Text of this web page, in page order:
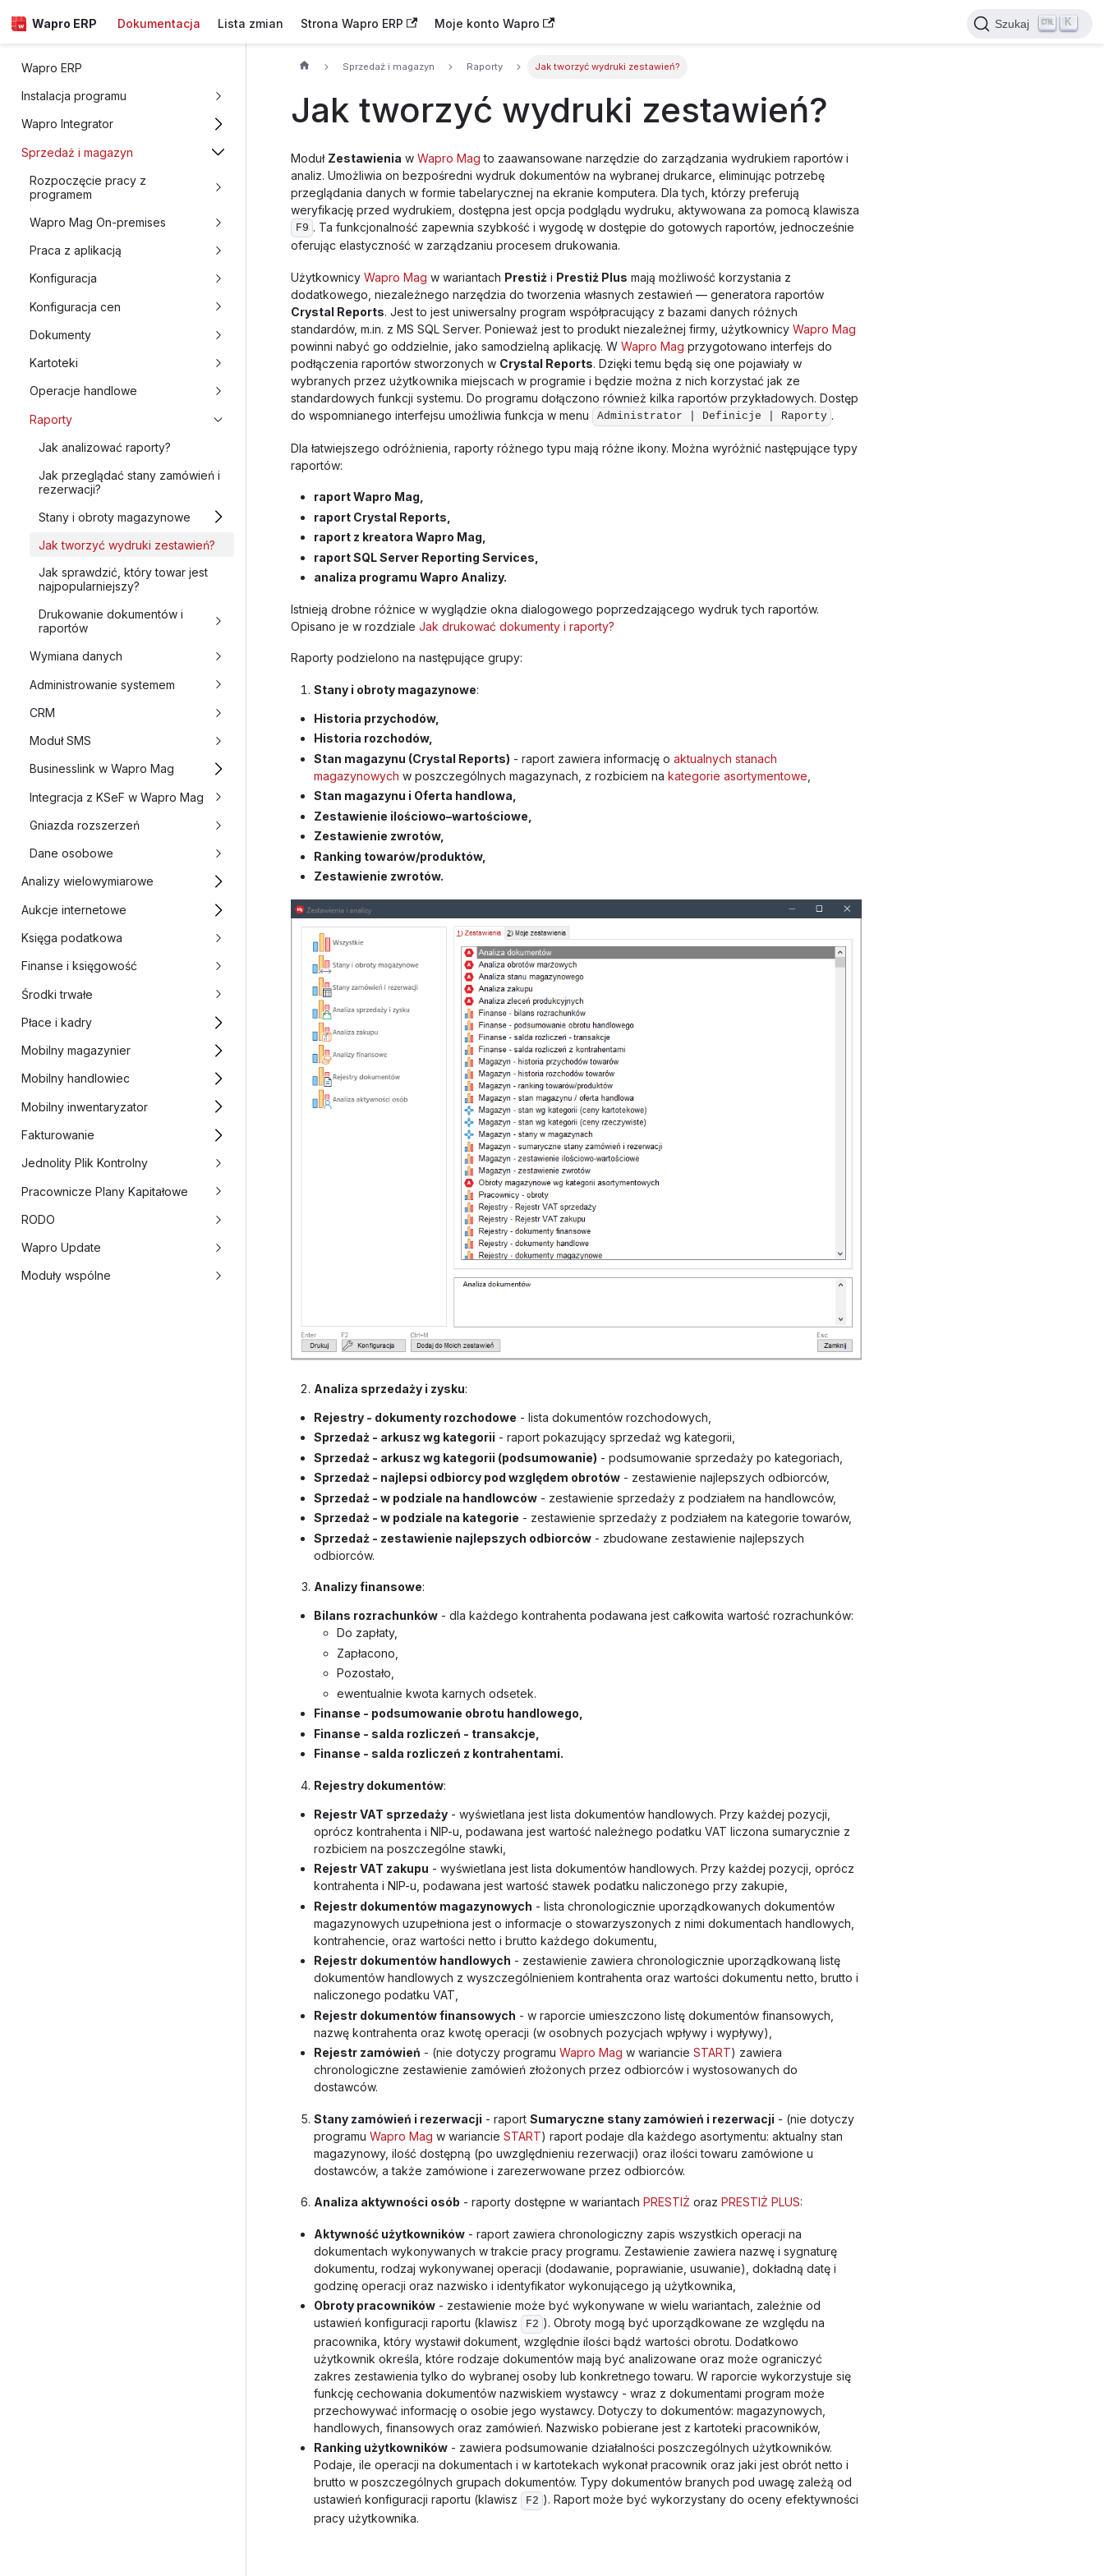
Wapro ERP Dokumentacja Lista zmian Strona Wapro ERP Moje konto Wapro Szukaj K
Wapro ERP
Instalacja programu
Wapro Integrator
Sprzedaż i magazyn
Rozpoczęcie pracy z
programem
Wapro Mag On-premises
Praca z aplikacją
Konfiguracja
Konfiguracja cen
Dokumenty
Kartoteki
Operacje handlowe
Raporty
Jak analizować raporty?
Jak przeglądać stany zamówień i
rezerwacji?
Stany i obroty magazynowe
Jak tworzyć wydruki zestawień?
Jak sprawdzić, który towar jest
najpopularniejszy?
Drukowanie dokumentów i
raportów
Wymiana danych
Administrowanie systemem
CRM
Moduł SMS
Businesslink w Wapro Mag
Integracja z KSeF w Wapro Mag
Gniazda rozszerzeń
Dane osobowe
Analizy wielowymiarowe
Aukcje internetowe
Księga podatkowa
Finanse i księgowość
Środki trwałe
Płace i kadry
Mobilny magazynier
Mobilny handlowiec
Mobilny inwentaryzator
Fakturowanie
Jednolity Plik Kontrolny
Pracownicze Plany Kapitałowe
RODO
Wapro Update
Moduły wspólne
Sprzedaż i magazyn Raporty Jak tworzyć wydruki zestawień?
Jak tworzyć wydruki zestawień?
Moduł Zestawienia w Wapro Mag to zaawansowane narzędzie do zarządzania wydrukiem raportów i
analiz. Umożliwia on bezpośredni wydruk dokumentów na wybranej drukarce, eliminując potrzebę
przeglądania danych w formie tabelarycznej na ekranie komputera. Dla tych, którzy preferują
weryfikację przed wydrukiem, dostępna jest opcja podglądu wydruku, aktywowana za pomocą klawisza
F9 . Ta funkcjonalność zapewnia szybkość i wygodę w dostępie do gotowych raportów, jednocześnie
oferując elastyczność w zarządzaniu procesem drukowania.
Użytkownicy Wapro Mag w wariantach Prestiż i Prestiż Plus mają możliwość korzystania z
dodatkowego, niezależnego narzędzia do tworzenia własnych zestawień — generatora raportów
Crystal Reports. Jest to jest uniwersalny program współpracujący z bazami danych różnych
standardów, m.in. z MS SQL Server. Ponieważ jest to produkt niezależnej firmy, użytkownicy Wapro Mag
powinni nabyć go oddzielnie, jako samodzielną aplikację. W Wapro Mag przygotowano interfejs do
podłączenia raportów stworzonych w Crystal Reports. Dzięki temu będą się one pojawiały w
wybranych przez użytkownika miejscach w programie i będzie można z nich korzystać jak ze
standardowych funkcji systemu. Do programu dołączono również kilka raportów przykładowych. Dostęp
do wspomnianego interfejsu umożliwia funkcja w menu
Administrator | Definicje | Raporty .
Dla łatwiejszego odróżnienia, raporty różnego typu mają różne ikony. Można wyróżnić następujące typy
raportów:
raport Wapro Mag,
raport Crystal Reports,
raport z kreatora Wapro Mag,
raport SQL Server Reporting Services,
analiza programu Wapro Analizy.
Istnieją drobne różnice w wyglądzie okna dialogowego poprzedzającego wydruk tych raportów.
Opisano je w rozdziale Jak drukować dokumenty i raporty?
Raporty podzielono na następujące grupy:
Stany i obroty magazynowe:
Historia przychodów,
Historia rozchodów,
Stan magazynu (Crystal Reports) - raport zawiera informację o aktualnych stanach
magazynowych w poszczególnych magazynach, z rozbiciem na kategorie asortymentowe
Stan magazynu i Oferta handlowa,
Zestawienie ilościowo–wartościowe,
Zestawienie zwrotów,
Ranking towarów/produktów,
Zestawienie zwrotów.
Analiza sprzedaży i zysku:
Rejestry - dokumenty rozchodowe - lista dokumentów rozchodowych,
Sprzedaż - arkusz wg kategorii - raport pokazujący sprzedaż wg kategorii,
Sprzedaż - arkusz wg kategorii (podsumowanie) - podsumowanie sprzedaży po kategoriach,
Sprzedaż - najlepsi odbiorcy pod względem obrotów - zestawienie najlepszych odbiorców,
Sprzedaż - w podziale na handlowców - zestawienie sprzedaży z podziałem na handlowców,
Sprzedaż - w podziale na kategorie - zestawienie sprzedaży z podziałem na kategorie towarów,
Sprzedaż - zestawienie najlepszych odbiorców - zbudowane zestawienie najlepszych
odbiorców.
Analizy finansowe:
Bilans rozrachunków - dla każdego kontrahenta podawana jest całkowita wartość rozrachunków:
Do zapłaty,
Zapłacono,
Pozostało,
ewentualnie kwota karnych odsetek.
Finanse - podsumowanie obrotu handlowego,
Finanse - salda rozliczeń - transakcje,
Finanse - salda rozliczeń z kontrahentami.
Rejestry dokumentów:
Rejestr VAT sprzedaży - wyświetlana jest lista dokumentów handlowych. Przy każdej pozycji,
oprócz kontrahenta i NIP-u, podawana jest wartość należnego podatku VAT liczona sumarycznie z
rozbiciem na poszczególne stawki,
Rejestr VAT zakupu - wyświetlana jest lista dokumentów handlowych. Przy każdej pozycji, oprócz
kontrahenta i NIP-u, podawana jest wartość stawek podatku naliczonego przy zakupie,
Rejestr dokumentów magazynowych - lista chronologicznie uporządkowanych dokumentów
magazynowych uzupełniona jest o informacje o stowarzyszonych z nimi dokumentach handlowych,
kontrahencie, oraz wartości netto i brutto każdego dokumentu,
Rejestr dokumentów handlowych - zestawienie zawiera chronologicznie uporządkowaną listę
dokumentów handlowych z wyszczególnieniem kontrahenta oraz wartości dokumentu netto, brutto i
naliczonego podatku VAT,
Rejestr dokumentów finansowych - w raporcie umieszczono listę dokumentów finansowych,
nazwę kontrahenta oraz kwotę operacji (w osobnych pozycjach wpływy i wypływy),
Rejestr zamówień - (nie dotyczy programu Wapro Mag w wariancie START) zawiera
chronologiczne zestawienie zamówień złożonych przez odbiorców i wystosowanych do
dostawców.
Stany zamówień i rezerwacji - raport Sumaryczne stany zamówień i rezerwacji - (nie dotyczy
programu Wapro Mag w wariancie START) raport podaje dla każdego asortymentu: aktualny stan
magazynowy, ilość dostępną (po uwzględnieniu rezerwacji) oraz ilości towaru zamówione u
dostawców, a także zamówione i zarezerwowane przez odbiorców.
Analiza aktywności osób - raporty dostępne w wariantach PRESTIŻ oraz PRESTIŻ PLUS:
Aktywność użytkowników - raport zawiera chronologiczny zapis wszystkich operacji na
dokumentach wykonywanych w trakcie pracy programu. Zestawienie zawiera nazwę i sygnaturę
dokumentu, rodzaj wykonywanej operacji (dodawanie, poprawianie, usuwanie), dokładną datę i
godzinę operacji oraz nazwisko i identyfikator wykonującego ją użytkownika,
Obroty pracowników - zestawienie może być wykonywane w wielu wariantach, zależnie od
ustawień konfiguracji raportu (klawisz
F2 ). Obroty mogą być uporządkowane ze względu na
pracownika, który wystawił dokument, względnie ilości bądź wartości obrotu. Dodatkowo
użytkownik określa, które rodzaje dokumentów mają być analizowane oraz może ograniczyć
zakres zestawienia tylko do wybranej osoby lub konkretnego towaru. W raporcie wykorzystuje się
funkcję cechowania dokumentów nazwiskiem wystawcy - wraz z dokumentami program może
przechowywać informację o osobie jego wystawcy. Dotyczy to dokumentów: magazynowych,
handlowych, finansowych oraz zamówień. Nazwisko pobierane jest z kartoteki pracowników,
Ranking użytkowników - zawiera podsumowanie działalności poszczególnych użytkowników.
Podaje, ile operacji na dokumentach i w kartotekach wykonał pracownik oraz jaki jest obrót netto i
brutto w poszczególnych grupach dokumentów. Typy dokumentów branych pod uwagę zależą od
ustawień konfiguracji raportu (klawisz
F2 ). Raport może być wykorzystany do oceny efektywności
pracy użytkownika.